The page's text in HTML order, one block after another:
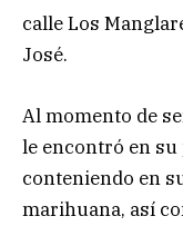
calle Los
José.
Al momento de
le encontró en
conteniendo en
marihuana, así